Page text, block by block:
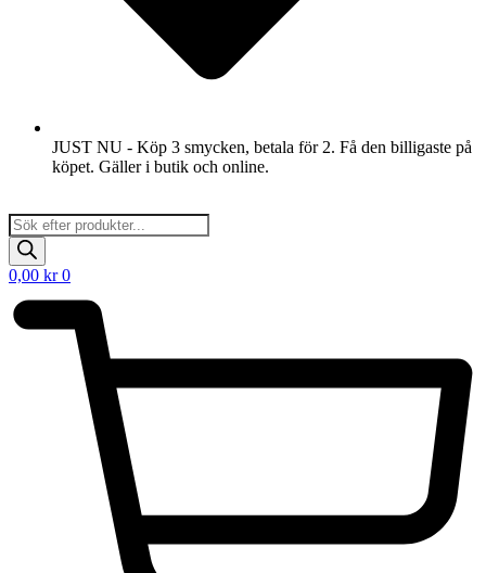
JUST NU - Köp 3 smycken, betala för 2. Få den billigaste på
köpet. Gäller i butik och online.
Products
search
0,00 kr 0